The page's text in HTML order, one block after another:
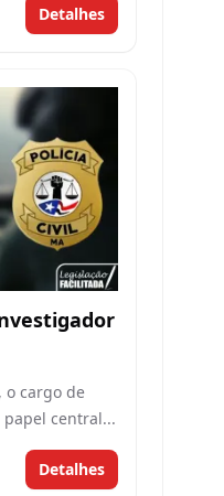
Detalhes
o cargo de
central...
Detalhes